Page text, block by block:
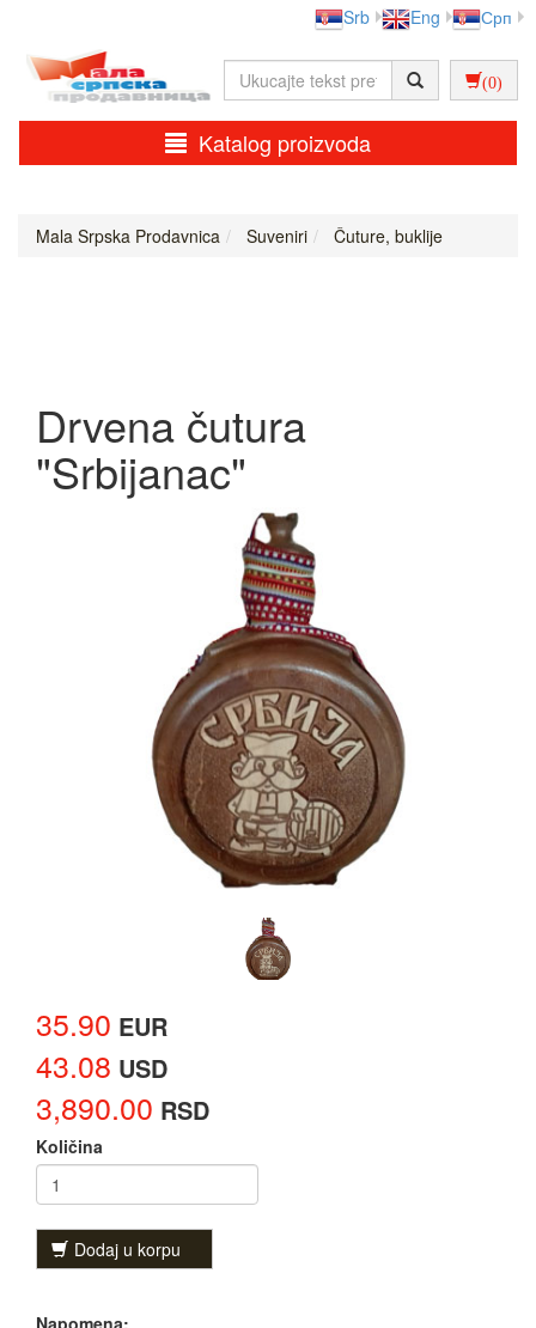
Srb Eng Срп
(0)
Katalog proizvoda
Mala Srpska Prodavnica Suveniri Čuture, buklije
Drvena čutura
"Srbijanac"
35.90 EUR
43.08 USD
3,890.00 RSD
Količina
Dodaj u korpu